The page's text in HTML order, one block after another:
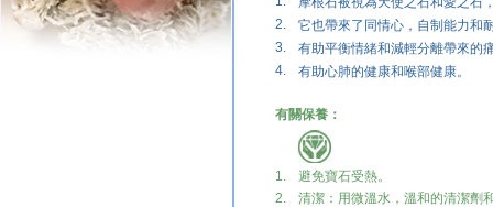
2.
它也帶來了同情心，自制能力和
3.
有助平衡情緒和減輕分離帶來的
4.
有助心肺的健康和喉部健康。
有關保養：
1. 避免寶石受熱。
2.
清潔：用微溫水，溫和的清潔劑